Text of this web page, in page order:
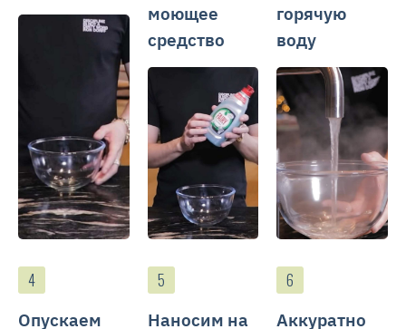
моющее
средство
горячую
воду
Опускаем
Наносим на
Аккуратно